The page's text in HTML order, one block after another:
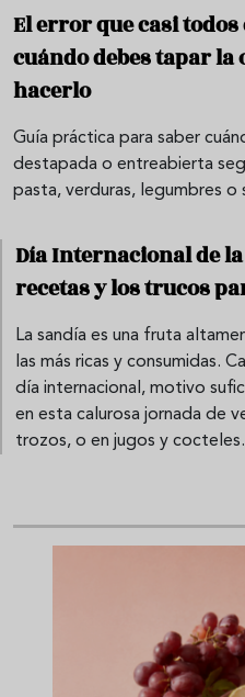
El error que casi
cuándo debes tapar la
hacerlo
Guía práctica para saber
destapada o entreabierta
pasta, verduras, legumbres o
Día Internacional de
recetas y los trucos
La sandía es una fruta
las más ricas y consumidas.
día internacional, motivo
en esta calurosa jornada de
trozos, o en jugos y cocteles.